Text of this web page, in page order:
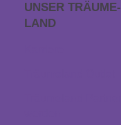
UNSER TRÄUME­
LAND